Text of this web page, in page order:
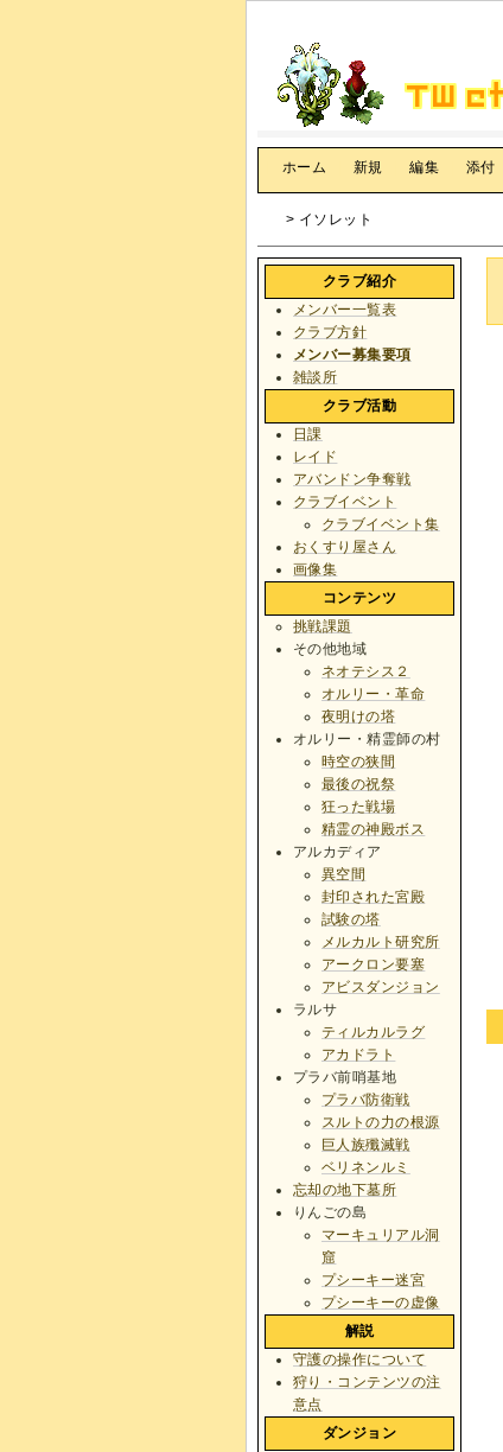
ホーム 新規 編集 添付
> イソレット
クラブ紹介
メンバー一覧表
クラブ方針
メンバー募集要項
雑談所
クラブ活動
日課
レイド
アバンドン争奪戦
クラブイベント
クラブイベント集
おくすり屋さん
画像集
コンテンツ
挑戦課題
その他地域
ネオテシス２
オルリー・革命
夜明けの塔
オルリー・精霊師の村
時空の狭間
最後の祝祭
狂った戦場
精霊の神殿ボス
アルカディア
異空間
封印された宮殿
試験の塔
メルカルト研究所
アークロン要塞
アビスダンジョン
ラルサ
ティルカルラグ
アカドラト
プラバ前哨基地
プラバ防衛戦
スルトの力の根源
巨人族殲滅戦
ベリネンルミ
忘却の地下墓所
りんごの島
マーキュリアル洞
窟
プシーキー迷宮
プシーキーの虚像
解説
守護の操作について
狩り・コンテンツの注
意点
ダンジョン